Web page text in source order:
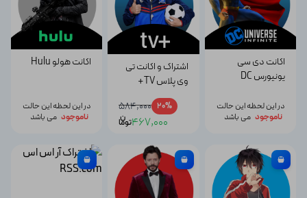
اکانت دی سی
یونیورس DC
در این لحظه این حالت
ناموجود می باشد
اشتراک و اکانت تی
وی پلاس TV+
20%
584,000
467,000توما
ن
اکانت هولو Hulu
در این لحظه این حالت
ناموجود می باشد